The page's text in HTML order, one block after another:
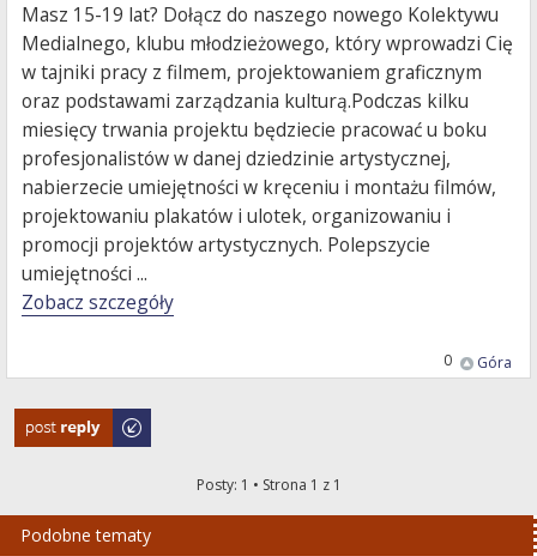
Masz 15-19 lat? Dołącz do naszego nowego Kolektywu
Medialnego, klubu młodzieżowego, który wprowadzi Cię
w tajniki pracy z filmem, projektowaniem graficznym
oraz podstawami zarządzania kulturą.Podczas kilku
miesięcy trwania projektu będziecie pracować u boku
profesjonalistów w danej dziedzinie artystycznej,
nabierzecie umiejętności w kręceniu i montażu filmów,
projektowaniu plakatów i ulotek, organizowaniu i
promocji projektów artystycznych. Polepszycie
umiejętności ...
Zobacz szczegóły
Góra
0
Odpowiedz
Posty: 1 • Strona 1 z 1
Podobne tematy